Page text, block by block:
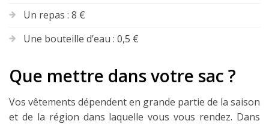
Un repas : 8 €
Une bouteille d’eau : 0,5 €
Que mettre dans votre sac ?
Vos vêtements dépendent en grande partie de la saison
et de la région dans laquelle vous vous rendez. Dans